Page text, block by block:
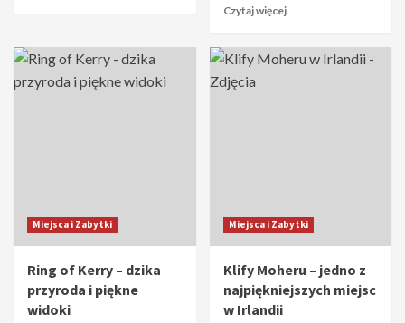
Czytaj więcej
Miejsca i Zabytki
Ring of Kerry – dzika
przyroda i piękne
widoki
Miejsca i Zabytki
Klify Moheru – jedno z
najpiękniejszych miejsc
w Irlandii